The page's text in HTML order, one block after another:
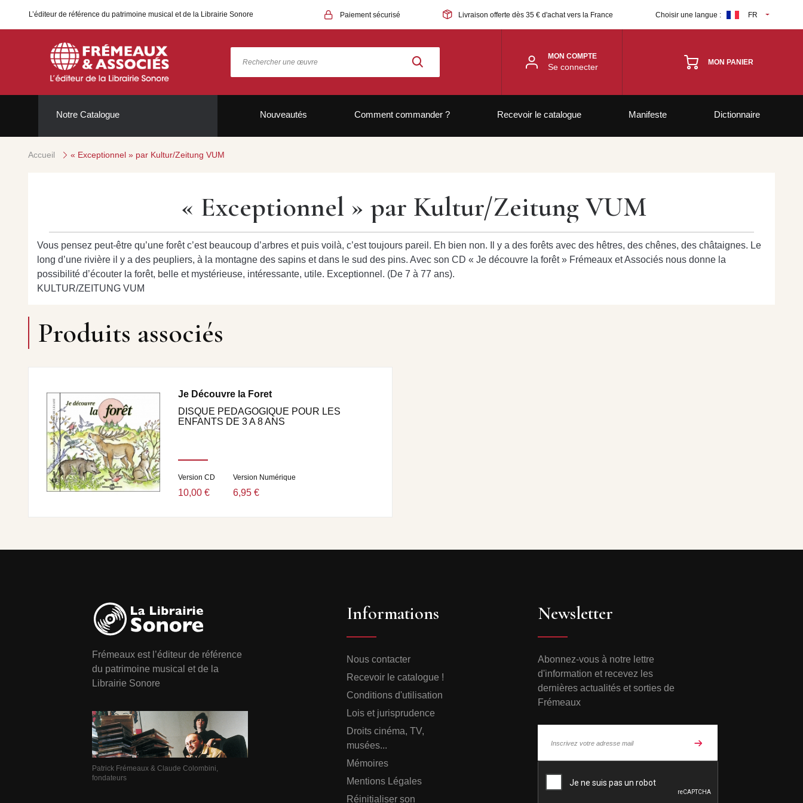
L’éditeur de référence du patrimoine musical et de la Librairie Sonore Paiement sécurisé Livraison offerte dès 35 € d'achat vers la France Choisir une langue : FR
MON COMPTE
Se connecter MON PANIER
Notre Catalogue Nouveautés Comment commander ? Recevoir le catalogue Manifeste Dictionnaire
Accueil « Exceptionnel » par Kultur/Zeitung VUM
« Exceptionnel » par Kultur/Zeitung VUM
Vous pensez peut-être qu’une forêt c’est beaucoup d’arbres et puis voilà, c’est toujours pareil. Eh bien non. Il y a des forêts avec des hêtres, des chênes, des châtaignes. Le
long d’une rivière il y a des peupliers, à la montagne des sapins et dans le sud des pins. Avec son CD « Je découvre la forêt » Frémeaux et Associés nous donne la
possibilité d’écouter la forêt, belle et mystérieuse, intéressante, utile. Exceptionnel. (De 7 à 77 ans).
KULTUR/ZEITUNG VUM
Produits associés
Je Découvre la Foret
DISQUE PEDAGOGIQUE POUR LES
ENFANTS DE 3 A 8 ANS
Version CD
10,00 €
Version Numérique
6,95 €
Frémeaux est l’éditeur de référence
du patrimoine musical et de la
Librairie Sonore
Patrick Frémeaux & Claude Colombini,
fondateurs
Informations
Nous contacter
Recevoir le catalogue !
Conditions d'utilisation
Lois et jurisprudence
Droits cinéma, TV,
musées...
Mémoires
Mentions Légales
Réinitialiser son
Newsletter
Abonnez-vous à notre lettre
d'information et recevez les
dernières actualités et sorties de
Frémeaux